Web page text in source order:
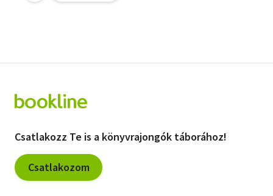
Csatlakozz Te is a könyvrajongók táborához!
Csatlakozom